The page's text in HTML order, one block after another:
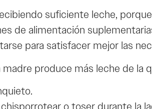
suficiente leche,
de alimentación
para satisfacer mejor las
produce más leche de la